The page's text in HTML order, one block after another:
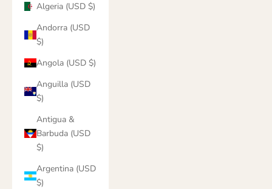
Algeria (USD $)
Andorra (USD
$)
Angola (USD $)
Anguilla (USD
$)
Antigua &
Barbuda (USD
$)
Argentina (USD
$)